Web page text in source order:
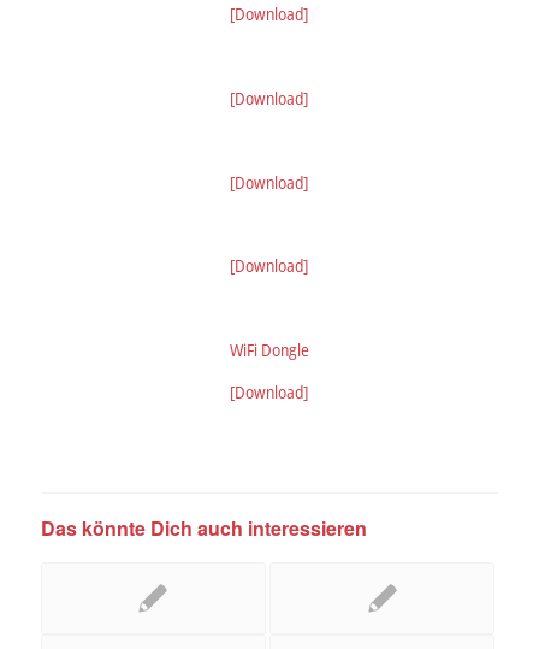
[Download]
[Download]
[Download]
[Download]
WiFi Dongle
[Download]
Das könnte Dich auch interessieren